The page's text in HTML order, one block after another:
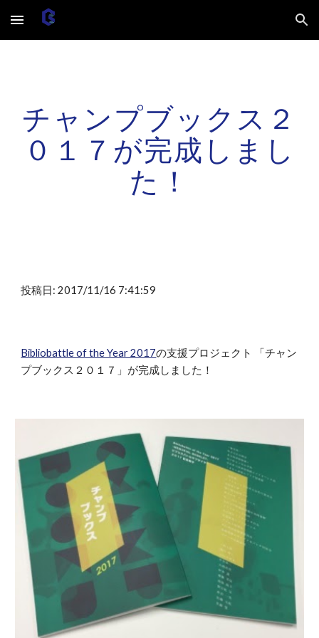
Skip to main content Skip to navigation
チャンプブックス２
０１７が完成しまし
た！
投稿日: 2017/11/16 7:41:59
Bibliobattle of the Year 2017の支援プロジェクト 「チャン
プブックス２０１７」が完成しました！